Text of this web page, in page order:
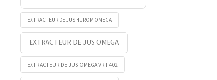
EXTRACTEUR DE JUS HUROM OMEGA
EXTRACTEUR DE JUS OMEGA
EXTRACTEUR DE JUS OMEGA VRT 402